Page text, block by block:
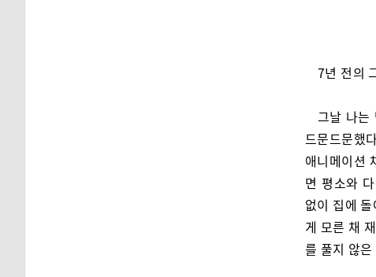
7년 전의
그날 나는
드문드문했
애니메이션
면 평소와
없이 집에
게 모른 채
를 풀지 않